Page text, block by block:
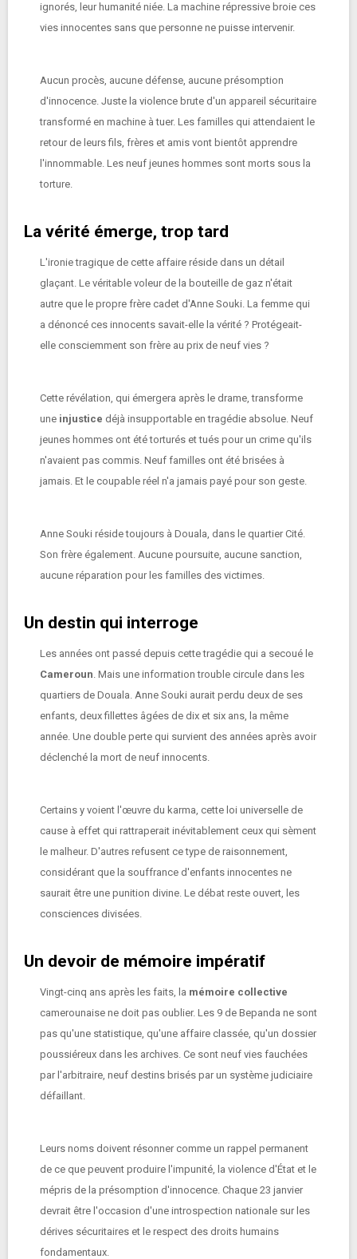
ignorés, leur humanité niée. La machine répressive broie ces
vies innocentes sans que personne ne puisse intervenir.
Aucun procès, aucune défense, aucune présomption
d'innocence. Juste la violence brute d'un appareil sécuritaire
transformé en machine à tuer. Les familles qui attendaient le
retour de leurs fils, frères et amis vont bientôt apprendre
l'innommable. Les neuf jeunes hommes sont morts sous la
torture.
La vérité émerge, trop tard
L'ironie tragique de cette affaire réside dans un détail
glaçant. Le véritable voleur de la bouteille de gaz n'était
autre que le propre frère cadet d'Anne Souki. La femme qui
a dénoncé ces innocents savait-elle la vérité ? Protégeait-
elle consciemment son frère au prix de neuf vies ?
Cette révélation, qui émergera après le drame, transforme
une injustice déjà insupportable en tragédie absolue. Neuf
jeunes hommes ont été torturés et tués pour un crime qu'ils
n'avaient pas commis. Neuf familles ont été brisées à
jamais. Et le coupable réel n'a jamais payé pour son geste.
Anne Souki réside toujours à Douala, dans le quartier Cité.
Son frère également. Aucune poursuite, aucune sanction,
aucune réparation pour les familles des victimes.
Un destin qui interroge
Les années ont passé depuis cette tragédie qui a secoué le
Cameroun. Mais une information trouble circule dans les
quartiers de Douala. Anne Souki aurait perdu deux de ses
enfants, deux fillettes âgées de dix et six ans, la même
année. Une double perte qui survient des années après avoir
déclenché la mort de neuf innocents.
Certains y voient l'œuvre du karma, cette loi universelle de
cause à effet qui rattraperait inévitablement ceux qui sèment
le malheur. D'autres refusent ce type de raisonnement,
considérant que la souffrance d'enfants innocentes ne
saurait être une punition divine. Le débat reste ouvert, les
consciences divisées.
Un devoir de mémoire impératif
Vingt-cinq ans après les faits, la mémoire collective
camerounaise ne doit pas oublier. Les 9 de Bepanda ne sont
pas qu'une statistique, qu'une affaire classée, qu'un dossier
poussiéreux dans les archives. Ce sont neuf vies fauchées
par l'arbitraire, neuf destins brisés par un système judiciaire
défaillant.
Leurs noms doivent résonner comme un rappel permanent
de ce que peuvent produire l'impunité, la violence d'État et le
mépris de la présomption d'innocence. Chaque 23 janvier
devrait être l'occasion d'une introspection nationale sur les
dérives sécuritaires et le respect des droits humains
fondamentaux.